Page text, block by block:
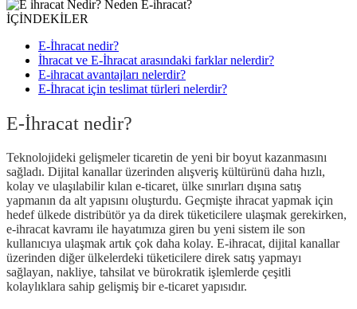
İÇİNDEKİLER
E-İhracat nedir?
İhracat ve E-İhracat arasındaki farklar nelerdir?
E-ihracat avantajları nelerdir?
E-İhracat için teslimat türleri nelerdir?
E-İhracat nedir?
Teknolojideki gelişmeler ticaretin de yeni bir boyut kazanmasını
sağladı. Dijital kanallar üzerinden alışveriş kültürünü daha hızlı,
kolay ve ulaşılabilir kılan e-ticaret, ülke sınırları dışına satış
yapmanın da alt yapısını oluşturdu. Geçmişte ihracat yapmak için
hedef ülkede distribütör ya da direk tüketicilere ulaşmak gerekirken,
e-ihracat kavramı ile hayatımıza giren bu yeni sistem ile son
kullanıcıya ulaşmak artık çok daha kolay. E-ihracat, dijital kanallar
üzerinden diğer ülkelerdeki tüketicilere direk satış yapmayı
sağlayan, nakliye, tahsilat ve bürokratik işlemlerde çeşitli
kolaylıklara sahip gelişmiş bir e-ticaret yapısıdır.